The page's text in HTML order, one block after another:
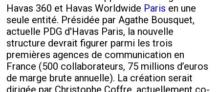
Havas 360 et Havas Worldwide Paris en une
seule entité. Présidée par Agathe Bousquet,
actuelle PDG d'Havas Paris, la nouvelle
structure devrait figurer parmi les trois
premières agences de communication en
France (500 collaborateurs, 75 millions d’euros
de marge brute annuelle). La création serait
dirigée par Christophe Coffre, actuellement co-